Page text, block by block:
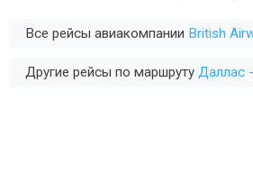
Все рейсы авиакомпании British
Другие рейсы по маршруту Даллас